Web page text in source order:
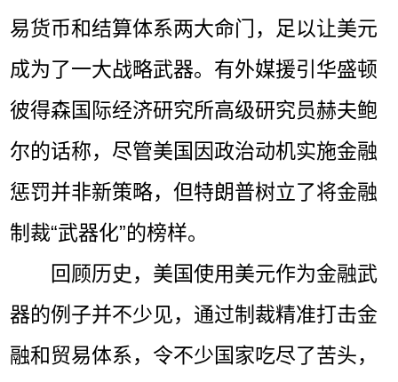
易货币和结算体系两大命门，足以让美元
成为了一大战略武器。有外媒援引华盛顿
彼得森国际经济研究所高级研究员赫夫鲍
尔的话称，尽管美国因政治动机实施金融
惩罚并非新策略，但特朗普树立了将金融
制裁“武器化”的榜样。
回顾历史，美国使用美元作为金融武
器的例子并不少见，通过制裁精准打击金
融和贸易体系，令不少国家吃尽了苦头，